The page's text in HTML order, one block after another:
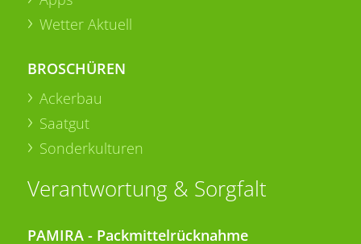
Wetter Aktuell
BROSCHÜREN
Ackerbau
Saatgut
Sonderkulturen
Verantwortung & Sorgfalt
PAMIRA - Packmittelrücknahme